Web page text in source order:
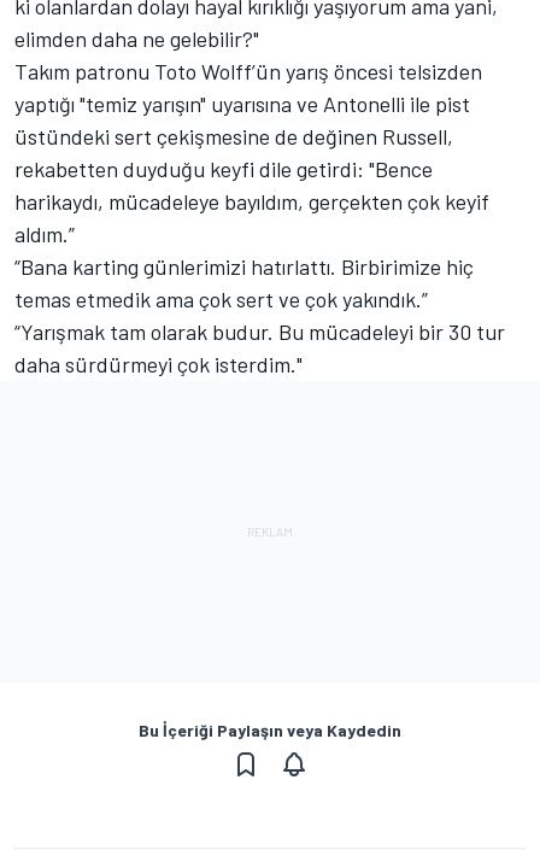
ki olanlardan dolayı hayal kırıklığı yaşıyorum ama yani,
elimden daha ne gelebilir?"
Takım patronu Toto Wolff’ün yarış öncesi telsizden
yaptığı "temiz yarışın" uyarısına ve Antonelli ile pist
üstündeki sert çekişmesine de değinen Russell,
rekabetten duyduğu keyfi dile getirdi: "Bence
harikaydı, mücadeleye bayıldım, gerçekten çok keyif
aldım.”
“Bana karting günlerimizi hatırlattı. Birbirimize hiç
temas etmedik ama çok sert ve çok yakındık.”
“Yarışmak tam olarak budur. Bu mücadeleyi bir 30 tur
daha sürdürmeyi çok isterdim."
Bu İçeriği Paylaşın veya Kaydedin